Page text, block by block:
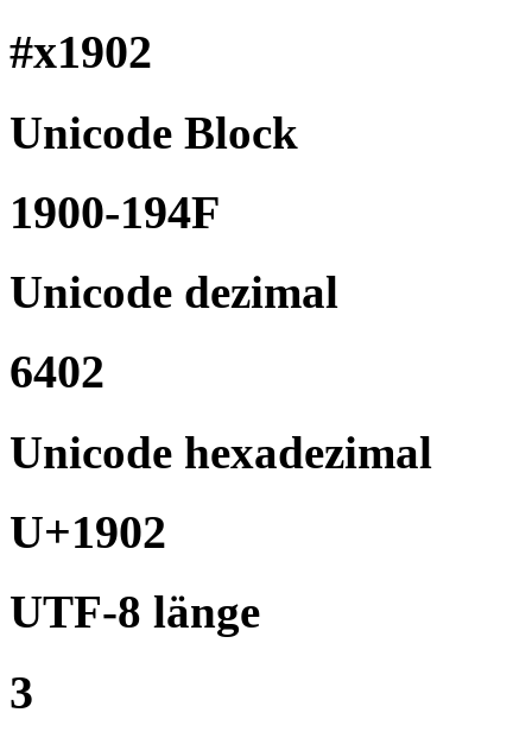
#x1902
Unicode Block
1900-194F
Unicode dezimal
6402
Unicode hexadezimal
U+1902
UTF-8 länge
3